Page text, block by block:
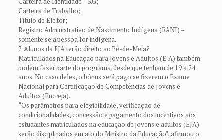
Carteira de Trabalho;
Título de Eleitor;
Registro Administrativo de Nascimento Indígena (RANI) –
somente se a pessoa for indígena.
7. Alunos da EJA terão direito ao Pé-de-Meia?
Matriculados na Educação para Jovens e Adultos (EJA) também
podem fazer parte do programa, desde que tenham de 19 a 24
anos. No caso deles, o bônus será pago se fizerem o Exame
Nacional para Certificação de Competências de Jovens e
Adultos (Encceja).
“Os parâmetros para elegibilidade, verificação de
condicionalidades, concessão e pagamento dos incentivos aos
estudantes matriculados na educação de jovens e adultos (EJA)
serão disciplinados em ato do Ministro da Educação”, afirmou o